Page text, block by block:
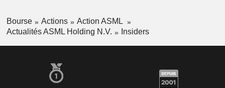
Bourse Actions
Action ASML
Actualités ASML Holding N.V.
Insiders